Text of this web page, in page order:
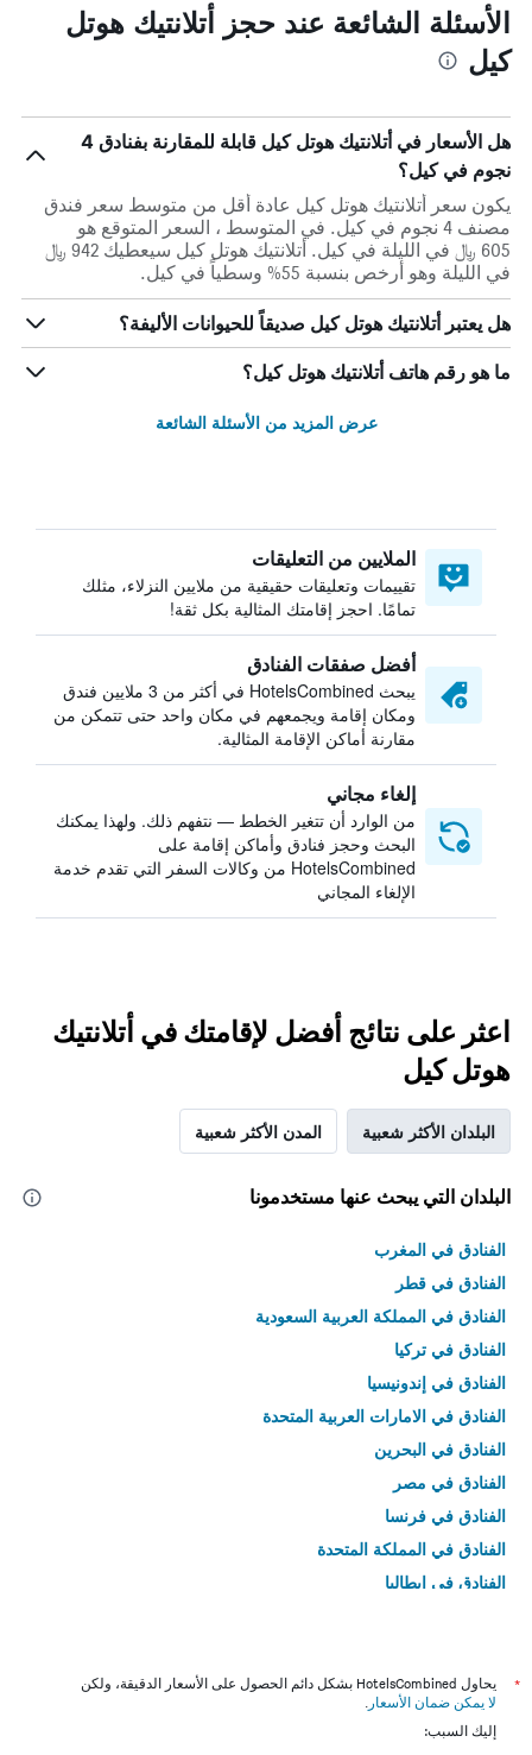
الأسئلة الشائعة عند حجز أتلانتيك هوتل
كيل
هل الأسعار في أتلانتيك هوتل كيل قابلة للمقارنة بفنادق 4
نجوم في كيل؟
يكون سعر أتلانتيك هوتل كيل عادة أقل من متوسط ​​سعر فندق
مصنف 4 نجوم في كيل. في المتوسط ، السعر المتوقع هو
605 ﷼ في الليلة في كيل. أتلانتيك هوتل كيل سيعطيك 942 ﷼
في الليلة وهو أرخص بنسبة 55% وسطياً في كيل.
هل يعتبر أتلانتيك هوتل كيل صديقاً للحيوانات الأليفة؟
ما هو رقم هاتف أتلانتيك هوتل كيل؟
عرض المزيد من الأسئلة الشائعة
الملايين من التعليقات
تقييمات وتعليقات حقيقية من ملايين النزلاء، مثلك
تمامًا. احجز إقامتك المثالية بكل ثقة!
أفضل صفقات الفنادق
يبحث HotelsCombined في أكثر من 3 ملايين فندق
ومكان إقامة ويجمعهم في مكان واحد حتى تتمكن من
مقارنة أماكن الإقامة المثالية.
إلغاء مجاني
من الوارد أن تتغير الخطط — نتفهم ذلك. ولهذا يمكنك
البحث وحجز فنادق وأماكن إقامة على
HotelsCombined من وكالات السفر التي تقدم خدمة
الإلغاء المجاني
اعثر على نتائج أفضل لإقامتك في أتلانتيك
هوتل كيل
البلدان الأكثر شعبية المدن الأكثر شعبية
البلدان التي يبحث عنها مستخدمونا
الفنادق في المغرب
الفنادق في قطر
الفنادق في المملكة العربية السعودية
الفنادق في تركيا
الفنادق في إندونيسيا
الفنادق في الامارات العربية المتحدة
الفنادق في البحرين
الفنادق في مصر
الفنادق في فرنسا
الفنادق في المملكة المتحدة
الفنادق في إيطاليا
*
يحاول HotelsCombined بشكل دائم الحصول على الأسعار الدقيقة، ولكن
لا يمكن ضمان الأسعار .
إليك السبب: